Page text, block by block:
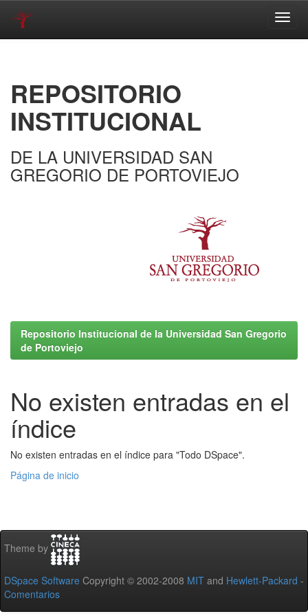
REPOSITORIO
INSTITUCIONAL
DE LA UNIVERSIDAD SAN
GREGORIO DE PORTOVIEJO
Repositorio Institucional de la Universidad San Gregorio
de Portoviejo
No existen entradas en el
índice
No existen entradas en el índice para "Todo DSpace".
Página de inicio
Theme by
DSpace Software Copyright © 2002-2008 MIT and Hewlett-Packard -
Comentarios